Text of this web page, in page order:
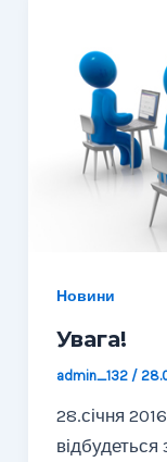
Новини
Увага!
admin_132 /
28.січня
відбудеться